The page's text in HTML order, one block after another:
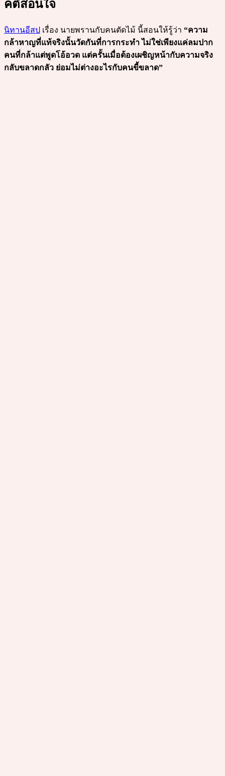
คติสอนใจ
นิทานอีสป เรื่อง นายพรานกับคนตัดไม้ นี้สอนให้รู้ว่า “ความ
กล้าหาญที่แท้จริงนั้นวัดกันที่การกระทำ ไม่ใช่เพียงแค่ลมปาก
คนที่กล้าแต่พูดโอ้อวด แต่ครั้นเมื่อต้องเผชิญหน้ากับความจริง
กลับขลาดกลัว ย่อมไม่ต่างอะไรกับคนขี้ขลาด”